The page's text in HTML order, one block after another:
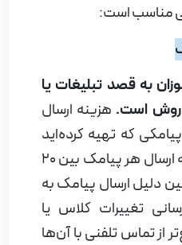
مناسب است:
به قصد تبلیغات یا
روش است. هزینه ارسال
که تهیه کرده‌اید
بستگی دارد. اغلب هزینه ارسال هر پیامک بین 20
دلیل ارسال پیامک به
تغییرات کلاس یا
از تماس تلفنی با آن‌ها